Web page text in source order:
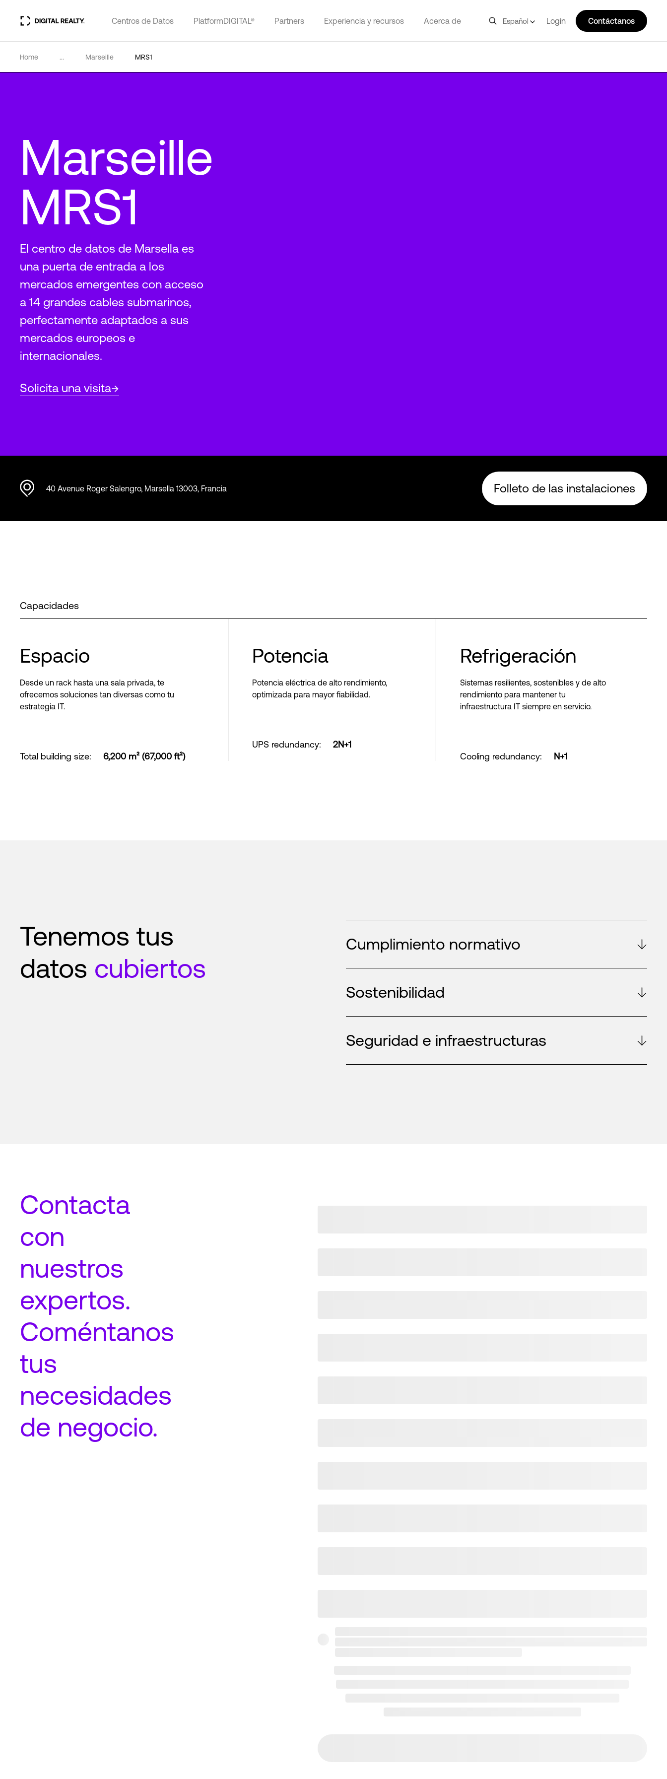
Centros de Datos PlatformDIGITAL® Partners Experiencia y recursos Acerca de Español Login Contáctanos
Home ... Marseille MRS1
Marseille
MRS1
El centro de datos de Marsella es
una puerta de entrada a los
mercados emergentes con acceso
a 14 grandes cables submarinos,
perfectamente adaptados a sus
mercados europeos e
internacionales.
Solicita una visita
MRS1
40 Avenue Roger Salengro, Marsella 13003, Francia Folleto de las instalaciones
Capacidades
Espacio
Desde un rack hasta una sala privada, te
ofrecemos soluciones tan diversas como tu
estrategia IT.
Total building size: 6,200 m² (67,000 ft²)
Potencia
Potencia eléctrica de alto rendimiento,
optimizada para mayor fiabilidad.
UPS redundancy: 2N+1
Refrigeración
Sistemas resilientes, sostenibles y de alto
rendimiento para mantener tu
infraestructura IT siempre en servicio.
Cooling redundancy: N+1
Tenemos tus
datos cubiertos
Cumplimiento normativo
Sostenibilidad
Seguridad e infraestructuras
Contacta
con
nuestros
expertos.
Coméntanos
tus
necesidades
de negocio.